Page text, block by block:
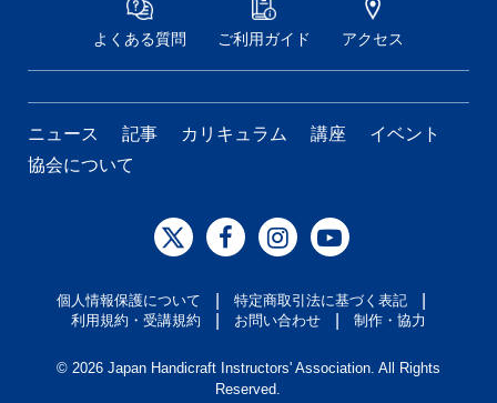
よくある質問 ご利用ガイド アクセス
ニュース 記事 カリキュラム 講座
イベント
協会について
個人情報保護について 特定商取引法に基づく表記
利用規約・受講規約 お問い合わせ 制作・協力
© 2026 Japan Handicraft Instructors' Association. All Rights
Reserved.